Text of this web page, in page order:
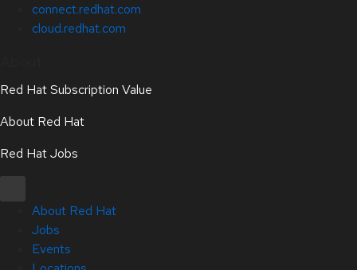
connect.redhat.com
cloud.redhat.com
Red Hat Subscription Value
About Red Hat
Red Hat Jobs
About Red Hat
Jobs
Events